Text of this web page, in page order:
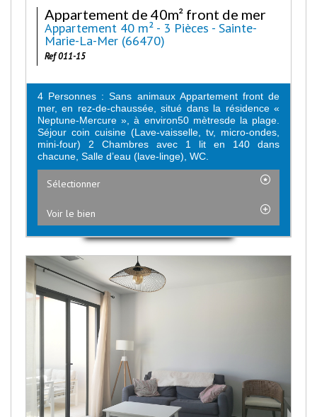
Appartement de 40m² front de mer
Appartement 40 m² - 3 Pièces - Sainte-
Marie-La-Mer (66470)
Ref 011-15
4 Personnes : Sans animaux Appartement front de
mer, en rez-de-chaussée, situé dans la résidence «
Neptune-Mercure », à environ50 mètresde la plage.
Séjour coin cuisine (Lave-vaisselle, tv, micro-ondes,
mini-four) 2 Chambres avec 1 lit en 140 dans
chacune, Salle d’eau (lave-linge), WC.
Sélectionner
Voir le bien